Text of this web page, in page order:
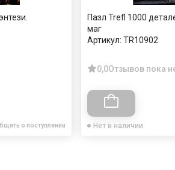
о поступлении
Пазл Trefl 1000
маг
Артикул: TR10902
0,0Отзывов пока
Нет в наличии